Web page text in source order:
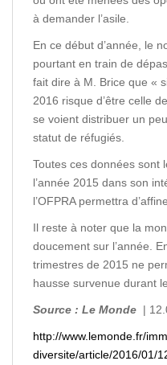
à demander l’asile.
En ce début d’année, le
pourtant en train de
fait dire à M. Brice que «
2016 risque d’être celle
se voient distribuer un
statut de réfugiés.
Toutes ces données sont
l’année 2015 dans son
l’OFPRA permettra
Il reste à noter que la
doucement sur l’année.
trimestres de 2015 ne
hausse survenue durant
Source : Le Monde |
http://www.lemonde.fr/
diversite/article/2016/01/